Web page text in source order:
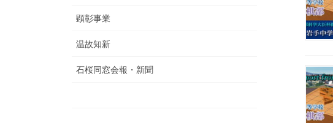
顕彰事業
温故知新
石桜同窓会報・新聞